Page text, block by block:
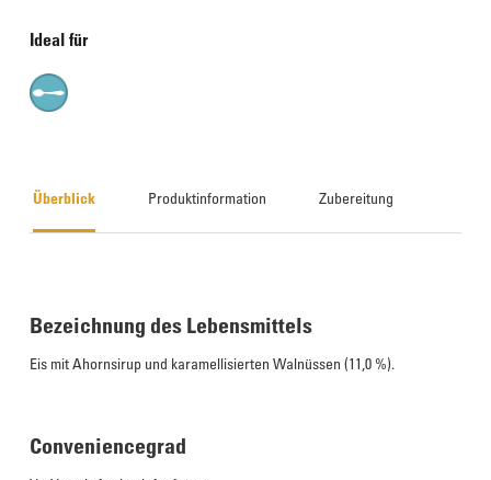
Ideal für
Überblick Produktinformation Zubereitung
Bezeichnung des Lebensmittels
Eis mit Ahornsirup und karamellisierten Walnüssen (11,0 %).
Conveniencegrad